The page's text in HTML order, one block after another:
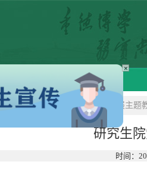
招生信息
闻中心 >>研究生院党支部开展主
研究生
时间：
×